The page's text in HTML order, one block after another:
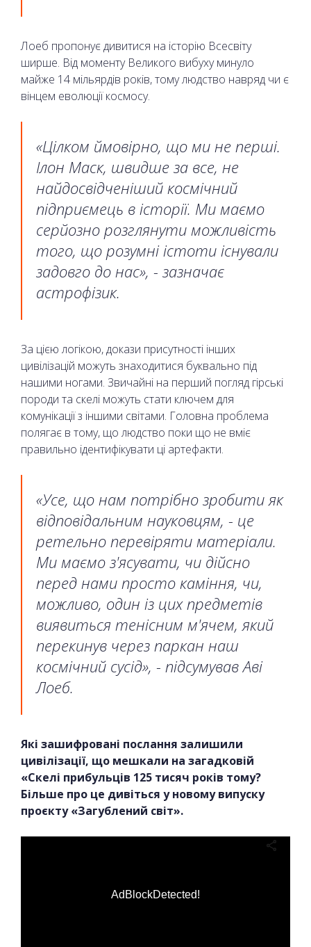
Лоеб пропонує дивитися на історію Всесвіту
ширше. Від моменту Великого вибуху минуло
майже 14 мільярдів років, тому людство навряд чи є
вінцем еволюції космосу.
«Цілком ймовірно, що ми не перші.
Ілон Маск, швидше за все, не
найдосвідченіший космічний
підприємець в історії. Ми маємо
серйозно розглянути можливість
того, що розумні істоти існували
задовго до нас», - зазначає
астрофізик.
За цією логікою, докази присутності інших
цивілізацій можуть знаходитися буквально під
нашими ногами. Звичайні на перший погляд гірські
породи та скелі можуть стати ключем для
комунікації з іншими світами. Головна проблема
полягає в тому, що людство поки що не вміє
правильно ідентифікувати ці артефакти.
«Усе, що нам потрібно зробити як
відповідальним науковцям, - це
ретельно перевіряти матеріали.
Ми маємо з'ясувати, чи дійсно
перед нами просто каміння, чи,
можливо, один із цих предметів
виявиться тенісним м'ячем, який
перекинув через паркан наш
космічний сусід», - підсумував Аві
Лоеб.
Які зашифровані послання залишили
цивілізації, що мешкали на загадковій
«Скелі прибульців 125 тисяч років тому?
Більше про це дивіться у новому випуску
проєкту «Загублений світ».
AdBlockDetected!